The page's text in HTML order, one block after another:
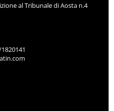
al Tribunale di Aosta n.4